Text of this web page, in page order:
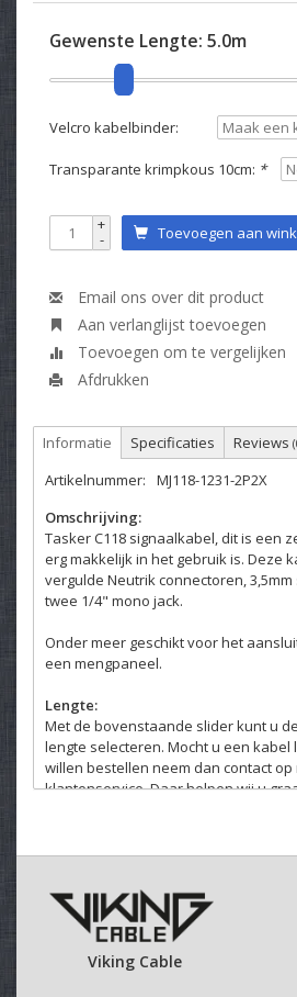
Gewenste Lengte: 5.0m
Velcro kabelbinder:
Transparante krimpkous 10cm: *
+
- Toevoegen aan
Email ons over dit product
Aan verlanglijst toevoegen
Toevoegen om te vergelijken
Afdrukken
Informatie Specificaties Reviews
Artikelnummer:
MJ118-1231-2P2X
Omschrijving:
Tasker C118 signaalkabel, dit is een
erg makkelijk in het gebruik is. Deze
vergulde Neutrik connectoren,
twee 1/4" mono jack.
Onder meer geschikt voor het
een mengpaneel.
Lengte:
Met de bovenstaande slider kunt u
lengte selecteren. Mocht u een kabel
willen bestellen neem dan contact op
klantenservice. Daar helpen wij u
Deze klittenband kabelbinders zijn
te gebruiken.
Viking Cable